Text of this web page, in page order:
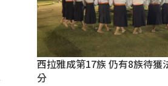
西拉雅成第17族 仍有8族待獲
分